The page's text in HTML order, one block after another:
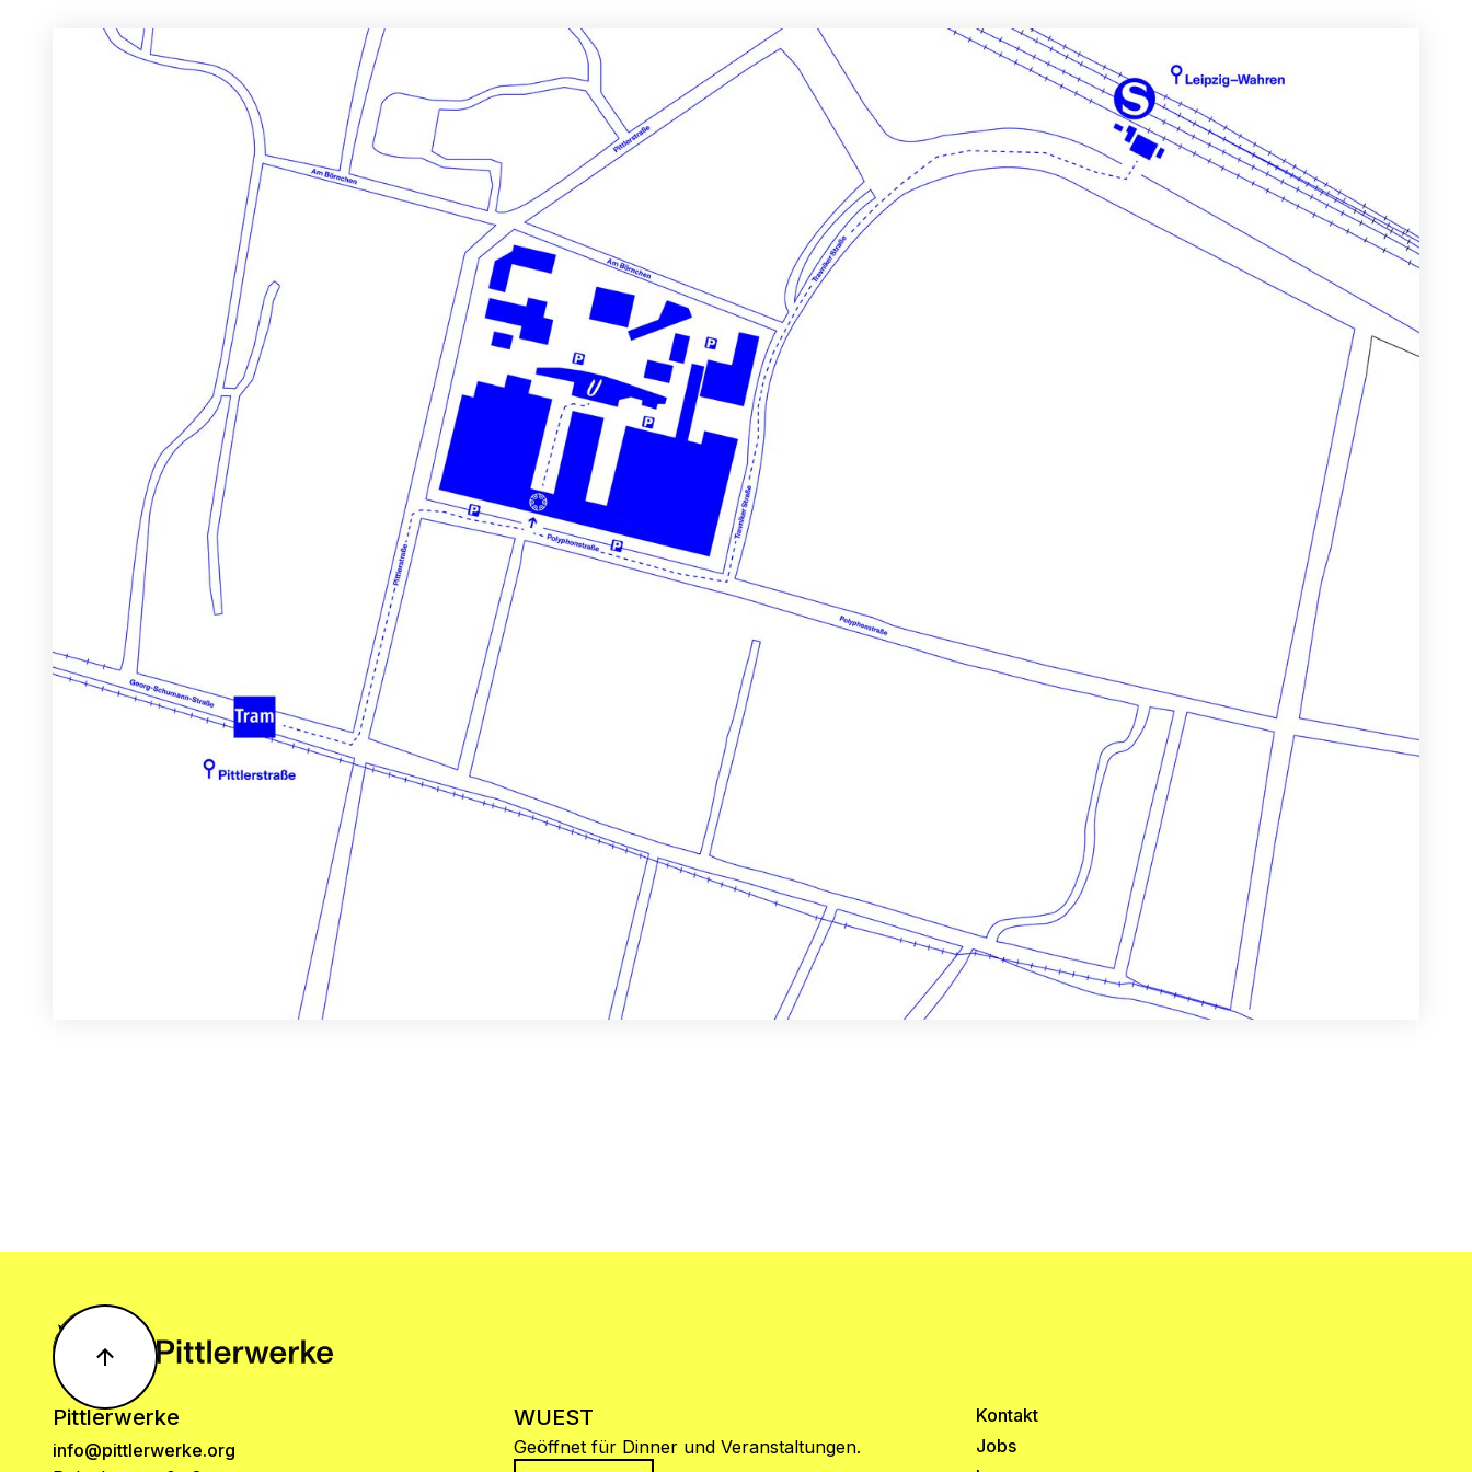
Pittlerwerke
info@pittlerwerke.org
WUEST
Geöffnet für Dinner und Veranstaltungen.
Kontakt
Jobs